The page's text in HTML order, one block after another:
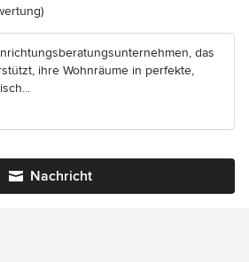
5 von 5 Sternen
das
ihre Wohnräume in perfekte,
Nachricht